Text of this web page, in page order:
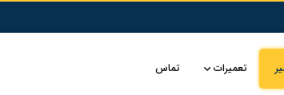
تعمیرات تماس